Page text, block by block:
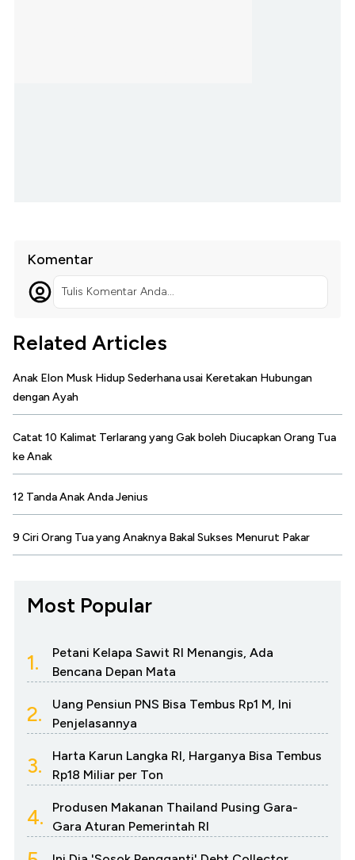
Komentar
Tulis Komentar Anda...
Related Articles
Anak Elon Musk Hidup Sederhana usai Keretakan Hubungan
dengan Ayah
Catat 10 Kalimat Terlarang yang Gak boleh Diucapkan Orang Tua
ke Anak
12 Tanda Anak Anda Jenius
9 Ciri Orang Tua yang Anaknya Bakal Sukses Menurut Pakar
Most Popular
1.
Petani Kelapa Sawit RI Menangis, Ada
Bencana Depan Mata
2.
Uang Pensiun PNS Bisa Tembus Rp1 M, Ini
Penjelasannya
3.
Harta Karun Langka RI, Harganya Bisa Tembus
Rp18 Miliar per Ton
4.
Produsen Makanan Thailand Pusing Gara-
Gara Aturan Pemerintah RI